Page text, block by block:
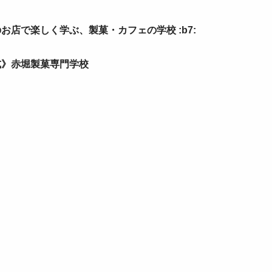
店で楽しく学ぶ、製菓・カフェの学校 :b7:
》赤堀製菓専門学校